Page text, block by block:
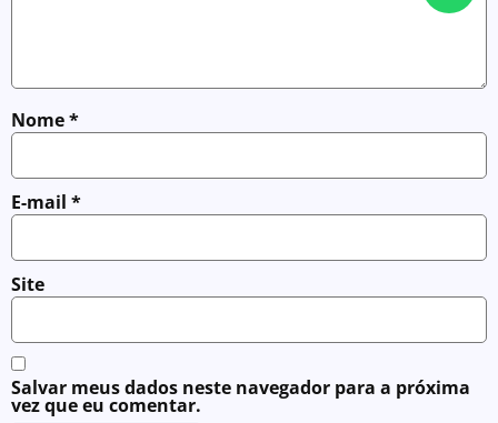
Nome*
E-mail *
Site
Salvar meus dados neste navegador para a próxima
vez que eu comentar.